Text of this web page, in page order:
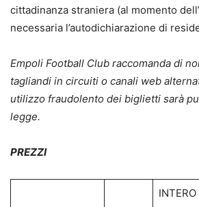
cittadinanza straniera (al momento
necessaria l’autodichiarazione di
Empoli Football Club raccomanda di
tagliandi in circuiti o canali web
utilizzo fraudolento dei biglietti sarà
legge.
PREZZI
INTERO